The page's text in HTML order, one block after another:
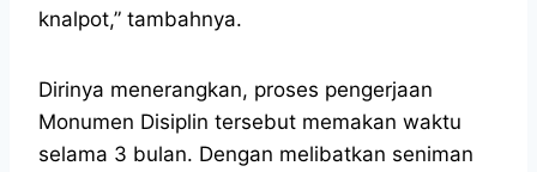
knalpot,” tambahnya.
Dirinya menerangkan, proses pengerjaan
Monumen Disiplin tersebut memakan waktu
selama 3 bulan. Dengan melibatkan seniman